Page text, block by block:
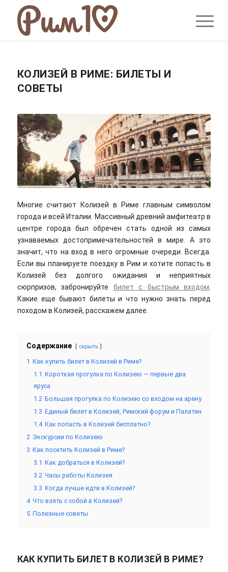
КОЛИЗЕЙ В РИМЕ: БИЛЕТЫ И
СОВЕТЫ
Многие считают Колизей в Риме главным символом
города и всей Италии. Массивный древний амфитеатр в
центре города был обречен стать одной из самых
узнаваемых достопримечательностей в мире. А это
значит, что на вход в него огромные очереди. Всегда.
Если вы планируете поездку в Рим и хотите попасть в
Колизей без долгого ожидания и неприятных
сюрпризов, забронируйте билет с быстрым входом
Какие еще бывают билеты и что нужно знать перед
походом в Колизей, расскажем далее.
Содержание скрыть
1 Как купить билет в Колизей в Риме?
1.1 Короткая прогулка по Колизею — первые два
яруса
1.2 Большая прогулка по Колизею со входом на арену
1.3 Единый билет в Колизей, Римский форум и Палатин
1.4 Как попасть в Колизей бесплатно?
2 Экскурсии по Колизею
3 Как посетить Колизей в Риме?
3.1 Как добраться в Колизей?
3.2 Часы работы Колизея
3.3 Когда лучше идти в Колизей?
4 Что взять с собой в Колизей?
5 Полезные советы
КАК КУПИТЬ БИЛЕТ В КОЛИЗЕЙ В РИМЕ?